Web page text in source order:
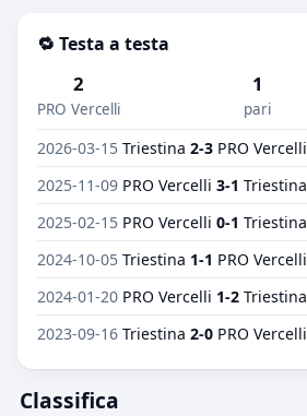
🔁 Testa a testa
2
PRO Vercelli
1
pari
2026-03-15 Triestina 2-3 PRO Vercelli
2025-11-09 PRO Vercelli 3-1 Triestina
2025-02-15 PRO Vercelli 0-1 Triestina
2024-10-05 Triestina 1-1 PRO Vercelli
2024-01-20 PRO Vercelli 1-2 Triestina
2023-09-16 Triestina 2-0 PRO Vercelli
Classifica